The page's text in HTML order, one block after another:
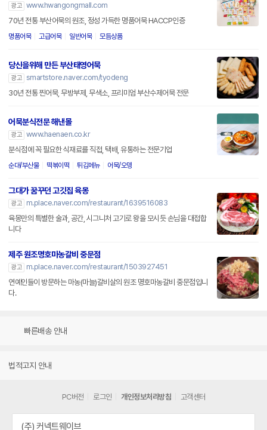
광고 www.hwangongmall.com
70년 전통 부산어묵의 원조, 정성 가득한 명품어묵 HACCP인증
명품어묵 고급어묵 일반어묵 모듬상품
당신을위해 만든 부산태영어묵
광고 smartstore.naver.com/tyodeng
30년 전통 찐어묵, 무방부제, 무색소, 프리미엄 부산수제어묵 전문
어묵분식전문 해낸몰
광고 www.haenaen.co.kr
분식점에 꼭 필요한 식재료를 직접, 택배, 유통하는 전문기업
순대/부산물 떡볶이떡 튀김메뉴 어묵/오뎅
그대가 꿈꾸던 고깃집 육몽
광고
m.place.naver.com/restaurant/1639516083
육몽만의 특별한 술과, 공간, 시그니처 고기로 왕을 모시듯 손님을 대접합
니다
제주 원조명호마농갈비 중문점
광고
m.place.naver.com/restaurant/1503927451
연예인들이 방문하는 마농(마늘)갈비살의 원조 명호마농갈비 중문점입니
다.
빠른배송 안내
법적고지 안내
PC버전 로그인 개인정보처리방침 고객센터
(주) 커넥트웨이브